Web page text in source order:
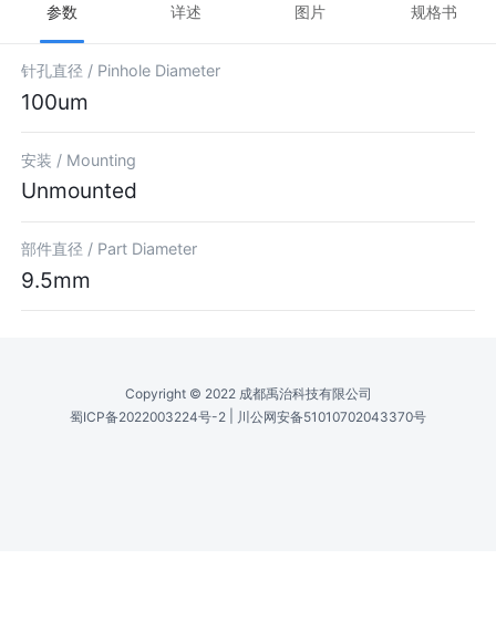
参数 详述 图片 规格书
针孔直径 / Pinhole Diameter
100um
安装 / Mounting
Unmounted
部件直径 / Part Diameter
9.5mm
Copyright © 2022 成都禹治科技有限公司
蜀ICP备2022003224号-2
川公网安备51010702043370号